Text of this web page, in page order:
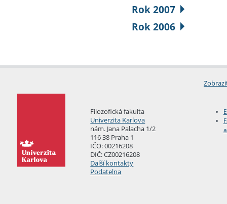
Rok 2007
Rok 2006
Filozofická fakulta
Univerzita Karlova
nám. Jana Palacha 1/2
116 38 Praha 1
IČO: 00216208
DIČ: CZ00216208
Další kontakty
Podatelna